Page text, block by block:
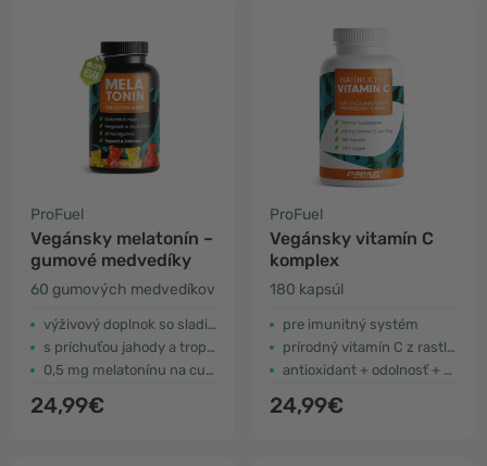
ProFuel
Vegánsky melatonín –
gumové medvedíky
60 gumových medvedíkov
výživový doplnok so sladidlom
s príchuťou jahody a tropického ovocia
0,5 mg melatonínu na cukrík
24,99€
ProFuel
Vegánsky vitamín C
komplex
180 kapsúl
pre imunitný systém
prírodný vitamín C z rastlinných extraktov
antioxidant + odolnosť + energia
24,99€